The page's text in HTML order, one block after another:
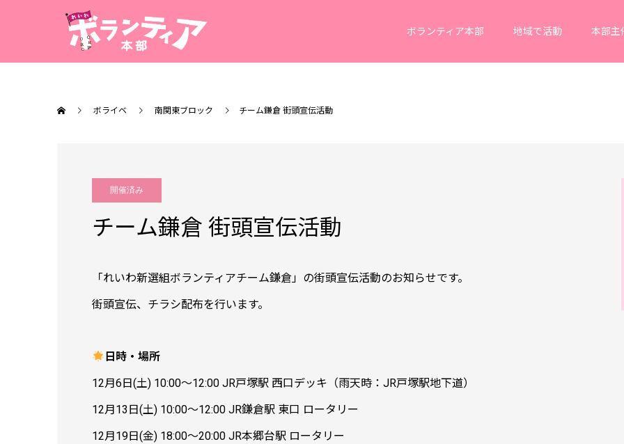
ボランティア本部 地域で活動 本部主
ボライベ 南関東ブロック チーム鎌倉 街頭宣伝活動
開催済み
チーム鎌倉 街頭宣伝活動
「れいわ新選組ボランティアチーム鎌倉」の街頭宣伝活動のお知らせです。
街頭宣伝、チラシ配布を行います。
日時・場所
12月6日(土) 10:00〜12:00 JR戸塚駅 西口デッキ（雨天時：JR戸塚駅地下道）
12月13日(土) 10:00〜12:00 JR鎌倉駅 東口 ロータリー
12月19日(金) 18:00〜20:00 JR本郷台駅 ロータリー